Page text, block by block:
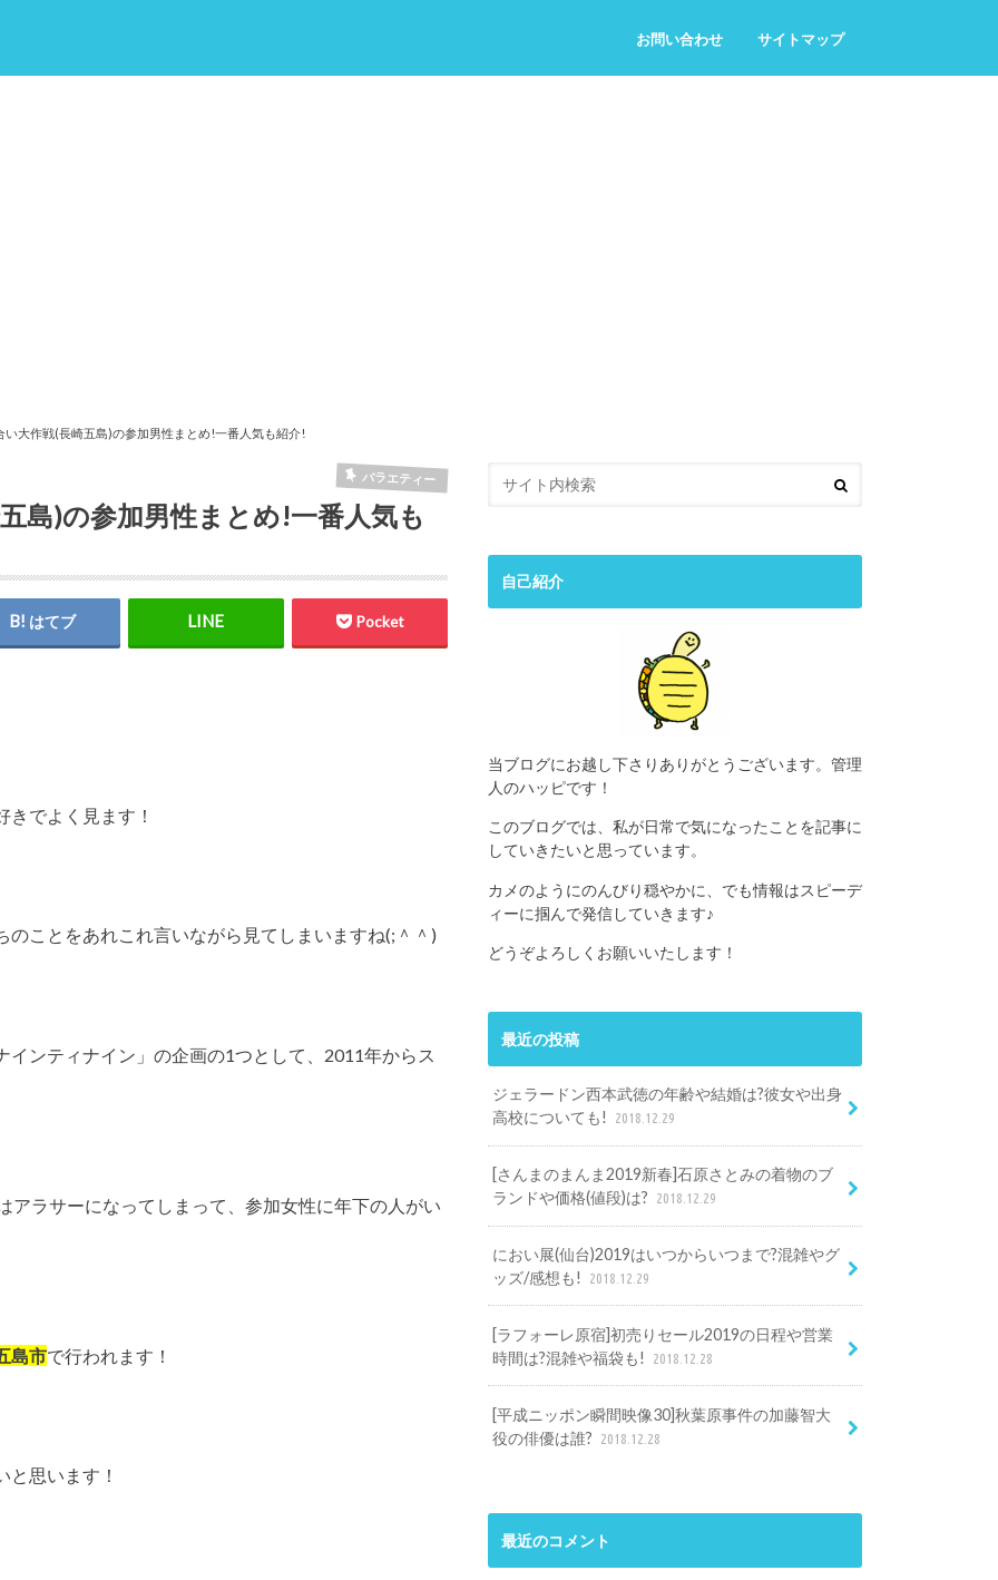
お問い合わせ サイトマップ
い大作戦(長崎五島)の参加男性まとめ!一番人気も紹介!
バラエティー
島)の参加男性まとめ!一番人気も
はてブ Pocket
きでよく見ます！
ことをあれこれ言いながら見てしまいますね(;＾＾)
ンティナイン」の企画の1つとして、2011年からス
アラサーになってしまって、参加女性に年下の人がい
島市で行われます！
と思います！
自己紹介
当ブログにお越し下さりありがとうございます。管理
人のハッピです！
このブログでは、私が日常で気になったことを記事に
していきたいと思っています。
カメのようにのんびり穏やかに、でも情報はスピーデ
ィーに掴んで発信していきます♪
どうぞよろしくお願いいたします！
最近の投稿
ジェラードン西本武徳の年齢や結婚は?彼女や出身
高校についても!
2018.12.29
[さんまのまんま2019新春]石原さとみの着物のブ
ランドや価格(値段)は?
2018.12.29
におい展(仙台)2019はいつからいつまで?混雑やグ
ッズ/感想も!
2018.12.29
[ラフォーレ原宿]初売りセール2019の日程や営業
時間は?混雑や福袋も!
2018.12.28
[平成ニッポン瞬間映像30]秋葉原事件の加藤智大
役の俳優は誰?
2018.12.28
最近のコメント